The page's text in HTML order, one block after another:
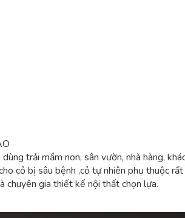
trải mầm non, sân vườn, nhà hàng,
cỏ bị sâu bệnh ,cỏ tự nhiên phụ thuộc
chuyên gia thiết kế nội thất chọn lựa.